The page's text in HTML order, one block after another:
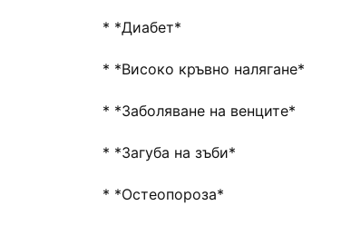
* *Диабет*
* *Високо кръвно налягане*
* *Заболяване на венците*
* *Загуба на зъби*
* *Остеопороза*